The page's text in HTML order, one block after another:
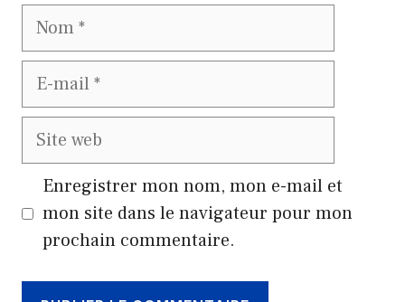
Nom
E-
mail
Site
web
Enregistrer mon nom, mon e-mail et
mon site dans le navigateur pour mon
prochain commentaire.